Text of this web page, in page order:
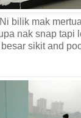
Ni bilik mak
nak snap tapi
sikit and